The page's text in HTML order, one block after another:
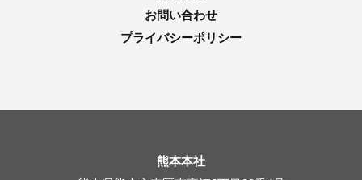
お問い合わせ
プライバシーポリシー
熊本本社